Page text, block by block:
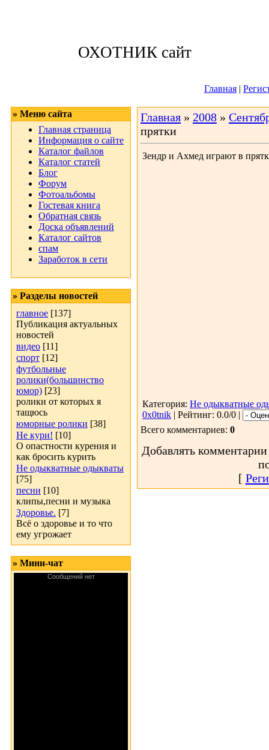
ОХОТНИК сайт
Главная |
» Меню сайта
Главная страница
Информация о сайте
Каталог файлов
Каталог статей
Блог
Форум
Фотоальбомы
Гостевая книга
Обратная связь
Доска объявлений
Каталог сайтов
спам
Заработок в сети
» Разделы новостей
главное [137]
Публикация актуальных
новостей
видео [11]
спорт [12]
футбольные
ролики(большинство
юмор) [23]
ролики от которых я
тащюсь
юморные ролики [38]
Не кури! [10]
О опастности курения и
как бросить курить
Не одыкватные одыкваты
[75]
песни [10]
клипы,песни и музыка
Здоровье. [7]
Всё о здоровье и то что
ему угрожает
» Мини-чат
Главная » 2008 »
прятки
Зендр и Ахмед играют в
Категория: Не одыкватные
0x0tnik | Рейтинг: 0.0/0 |
Всего комментариев: 0
Добавлять
[